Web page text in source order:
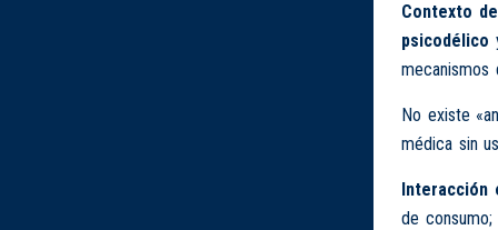
Contexto
psicodélico
mecanismos
No existe
médica sin
Interacción
de